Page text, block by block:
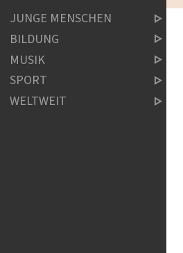
JUNGE MENSCHEN
BILDUNG
MUSIK
SPORT
WELTWEIT